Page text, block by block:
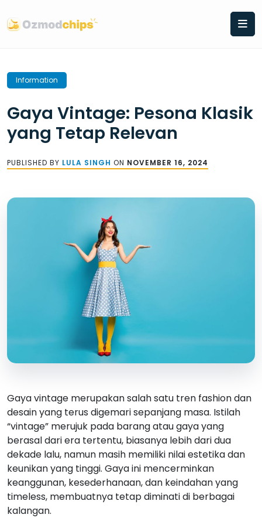
to
content
Information
Gaya Vintage: Pesona Klasik
yang Tetap Relevan
PUBLISHED BY LULA SINGH ON NOVEMBER 16, 2024
Gaya vintage merupakan salah satu tren fashion dan
desain yang terus digemari sepanjang masa. Istilah
“vintage” merujuk pada barang atau gaya yang
berasal dari era tertentu, biasanya lebih dari dua
dekade lalu, namun masih memiliki nilai estetika dan
keunikan yang tinggi. Gaya ini mencerminkan
keanggunan, kesederhanaan, dan keindahan yang
timeless, membuatnya tetap diminati di berbagai
kalangan.